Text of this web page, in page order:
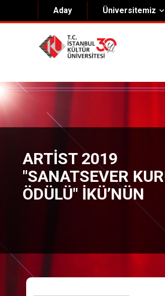
Aday Üniversitemiz
Hakkımızda
Genel Bilgiler
Kültür Koleji Vakfı ( KEV )
Akıngüç Ödülü
İKÜ Ödülleri
İdari Birimler
ARTİST 2019
"SANATSEVER
ÖDÜLÜ" İKÜ’NÜN